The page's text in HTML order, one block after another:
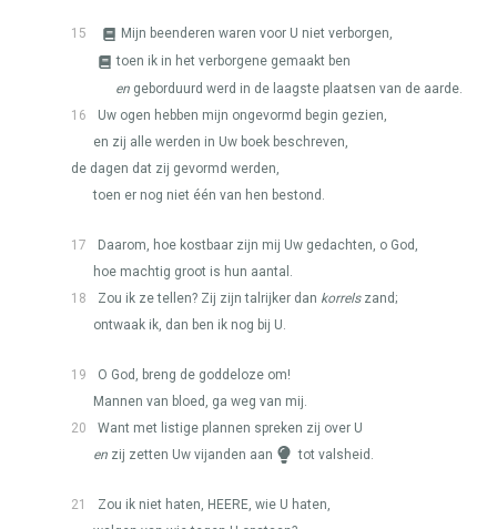
15
Mijn beenderen waren voor U niet verborgen,
toen ik in het verborgene gemaakt ben
en geborduurd werd in de laagste plaatsen van de aarde.
16
Uw ogen hebben mijn ongevormd begin gezien,
en zij alle werden in Uw boek beschreven,
de dagen dat zij gevormd werden,
toen er nog niet één van hen bestond.
17
Daarom, hoe kostbaar zijn mij Uw gedachten, o God,
hoe machtig groot is hun aantal.
18
Zou ik ze tellen? Zij zijn talrijker dan korrelszand;
ontwaak ik, dan ben ik nog bij U.
19
O God, breng de goddeloze om!
Mannen van bloed, ga weg van mij.
20
Want met listige plannen spreken zij over U
en zij zetten Uw vijanden aan tot valsheid.
21 Zou ik niet haten, HEERE, wie U haten,